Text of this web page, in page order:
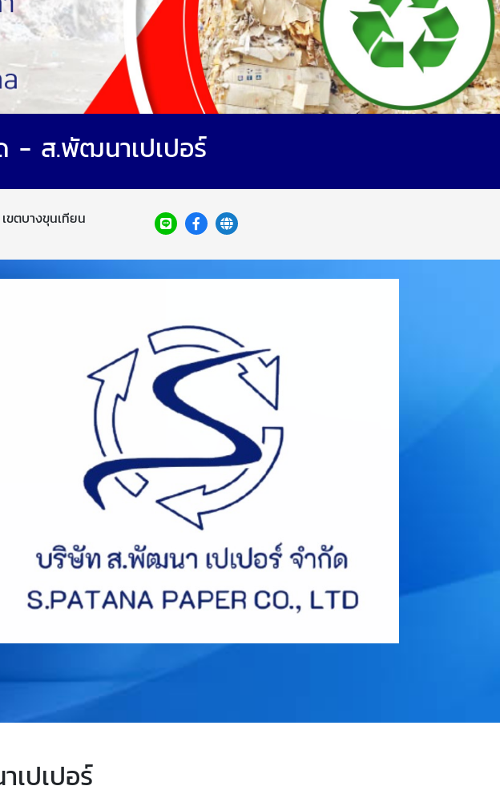
- ส.พัฒนาเปเปอร์
ขตบางขุนเทียน
ปเปอร์